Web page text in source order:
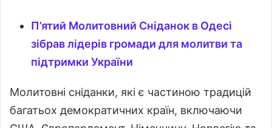
П’ятий Молитовний Сніданок в Одесі
зібрав лідерів громади для молитви та
підтримки України
Молитовні сніданки, які є частиною традицій
багатьох демократичних країн, включаючи